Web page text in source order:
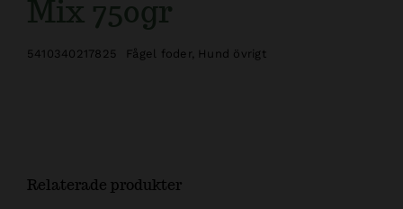
Mix 750gr
5410340217825 Fågel foder, Hund övrigt
Relaterade produkter